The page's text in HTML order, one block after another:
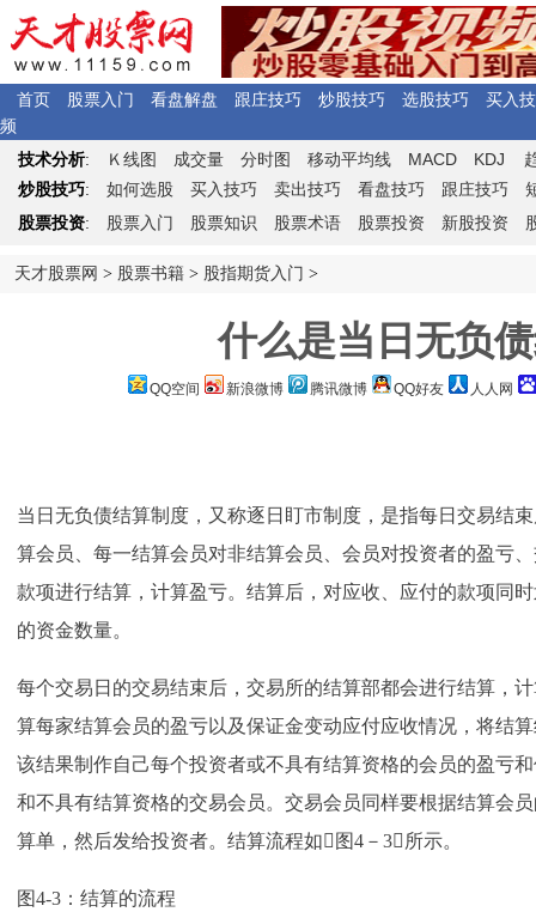
首页 股票入门 看盘解盘 跟庄技巧 炒股技巧 选股技巧
买入
频
技术分析: Ｋ 线图 成交量 分时图 移动平均线 MACD KDJ
炒股技巧: 如何选股 买入技巧 卖出技巧 看盘技巧 跟庄技巧
股票投资: 股票入门 股票知识 股票术语 股票投资 新股投资
天才股票网 > 股票书籍 > 股指期货入门 >
什么是当日无负
QQ空间 新浪微博 腾讯微博 QQ好友 人人网
当日无负债结算制度，又称逐日盯市制度，是指每日交易结
算会员、每一结算会员对非结算会员、会员对投资者的盈亏
款项进行结算，计算盈亏。结算后，对应收、应付的款项同
的资金数量。
每个交易日的交易结束后，交易所的结算部都会进行结算，
算每家结算会员的盈亏以及保证金变动应付应收情况，将结
该结果制作自己每个投资者或不具有结算资格的会员的盈亏
和不具有结算资格的交易会员。交易会员同样要根据结算会
算单，然后发给投资者。结算流程如图4－3所示。
图4-3：结算的流程